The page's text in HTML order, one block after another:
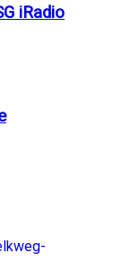
iRadio